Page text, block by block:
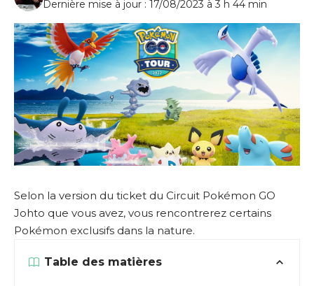
Dernière mise à jour : 17/08/2023 à 3 h 44 min
Selon la version du ticket du Circuit Pokémon GO
Johto que vous avez, vous rencontrerez certains
Pokémon exclusifs dans la nature.
Table des matières